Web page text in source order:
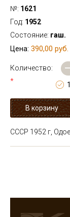
№: 1621
Год: 1952
Состояние: гаш.
Цена: 390,00 руб.
Количество:
*
СССР 1952 г,